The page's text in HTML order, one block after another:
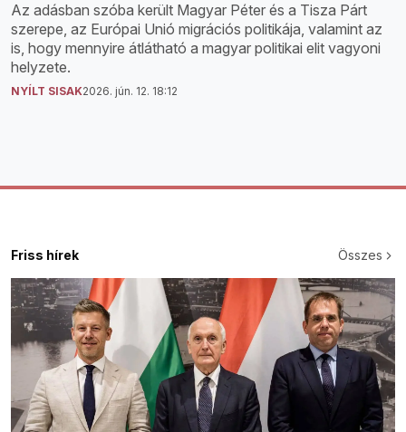
Az adásban szóba került Magyar Péter és a Tisza Párt
szerepe, az Európai Unió migrációs politikája, valamint az
is, hogy mennyire átlátható a magyar politikai elit vagyoni
helyzete.
NYÍLT SISAK2026. jún. 12. 18:12
Friss hírek Összes